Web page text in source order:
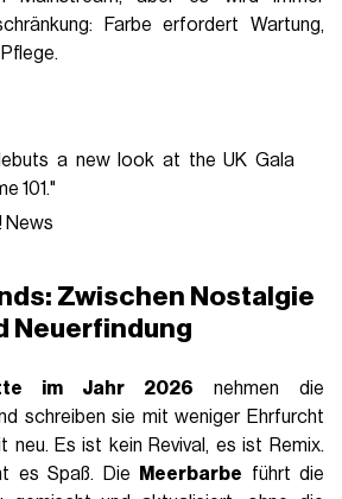
Farbe erfordert Wartung,
a new look at the UK Gala
101."
News
Zwischen Nostalgie
Neuerfindung
im Jahr 2026 nehmen die
schreiben sie mit weniger Ehrfurcht
neu. Es ist kein Revival, es ist Remix.
es Spaß. Die
Meerbarbe führt die